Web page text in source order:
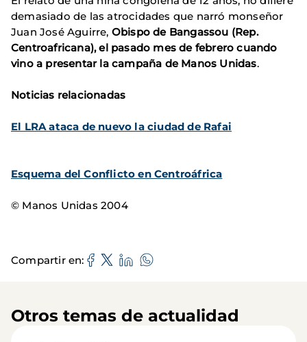
demasiado de las atrocidades que narró monseñor
Juan José Aguirre, Obispo de Bangassou (Rep.
Centroafricana), el pasado mes de febrero cuando
vino a presentar la campaña de Manos Unidas.
Noticias relacionadas
El LRA ataca de nuevo la ciudad de Rafai
Esquema del Conflicto en Centroáfrica
© Manos Unidas 2004
Compartir en
Otros temas de actualidad